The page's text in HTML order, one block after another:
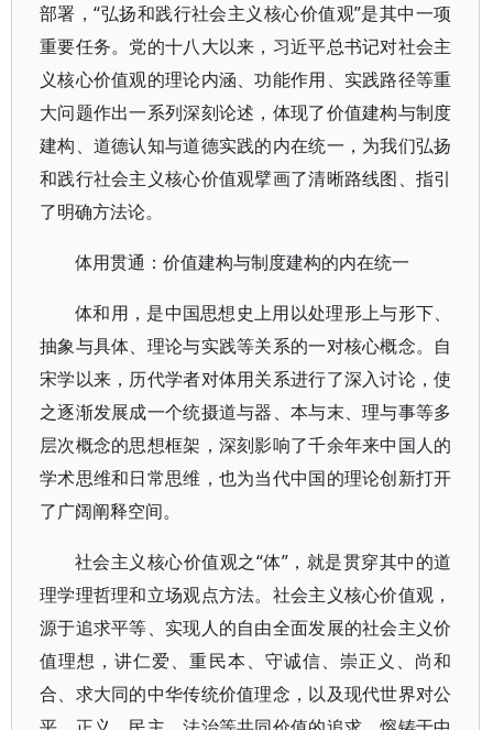
部署，“弘扬和践行社会主义核心价值观”是其中一项
重要任务。党的十八大以来，习近平总书记对社会主
义核心价值观的理论内涵、功能作用、实践路径等重
大问题作出一系列深刻论述，体现了价值建构与制度
建构、道德认知与道德实践的内在统一，为我们弘扬
和践行社会主义核心价值观擘画了清晰路线图、指引
了明确方法论。
体用贯通：价值建构与制度建构的内在统一
体和用，是中国思想史上用以处理形上与形下、
抽象与具体、理论与实践等关系的一对核心概念。自
宋学以来，历代学者对体用关系进行了深入讨论，使
之逐渐发展成一个统摄道与器、本与末、理与事等多
层次概念的思想框架，深刻影响了千余年来中国人的
学术思维和日常思维，也为当代中国的理论创新打开
了广阔阐释空间。
社会主义核心价值观之“体”，就是贯穿其中的道
理学理哲理和立场观点方法。社会主义核心价值观，
源于追求平等、实现人的自由全面发展的社会主义价
值理想，讲仁爱、重民本、守诚信、崇正义、尚和
合、求大同的中华传统价值理念，以及现代世界对公